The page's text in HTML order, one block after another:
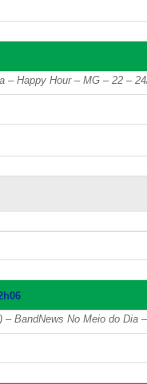
– Happy Hour – MG – 22 –
BandNews No Meio do Dia